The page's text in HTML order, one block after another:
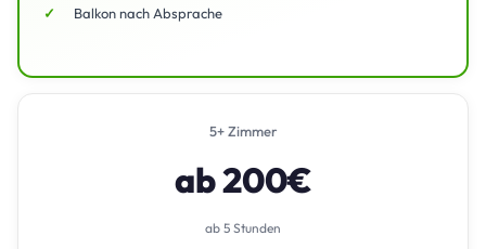
Balkon nach Absprache
5+ Zimmer
ab 200€
ab 5 Stunden